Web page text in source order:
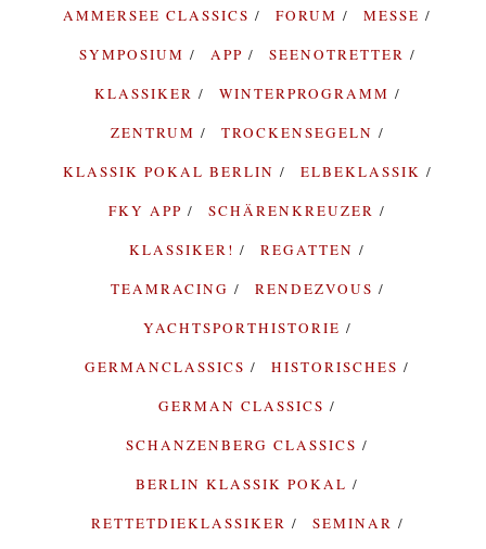
AMMERSEE CLASSICS
FORUM
MESSE
SYMPOSIUM
APP
SEENOTRETTER
KLASSIKER
WINTERPROGRAMM
ZENTRUM
TROCKENSEGELN
KLASSIK POKAL BERLIN
ELBEKLASSIK
FKY APP
SCHÄRENKREUZER
KLASSIKER!
REGATTEN
TEAMRACING
RENDEZVOUS
YACHTSPORTHISTORIE
GERMANCLASSICS
HISTORISCHES
GERMAN CLASSICS
SCHANZENBERG CLASSICS
BERLIN KLASSIK POKAL
RETTETDIEKLASSIKER
SEMINAR